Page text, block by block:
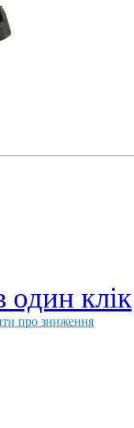
один клік
про зниження